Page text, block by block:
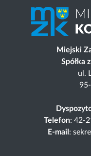
Miejski
Spółka
ul.
Telefon: 42-
E-mail :